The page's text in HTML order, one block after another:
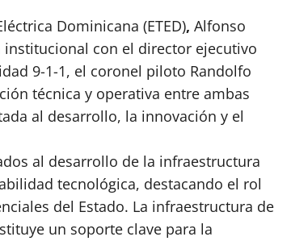
Dominicana (ETED), Alfonso
con el director ejecutivo
9-1-1, el coronel piloto Randolfo
técnica y operativa entre ambas
al desarrollo, la innovación y el
al desarrollo de la infraestructura
tecnológica, destacando el rol
del Estado. La infraestructura de
un soporte clave para la